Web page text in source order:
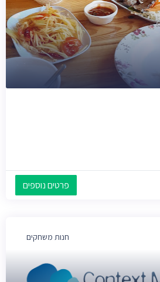
פרטים נוספים
חנות משחקים